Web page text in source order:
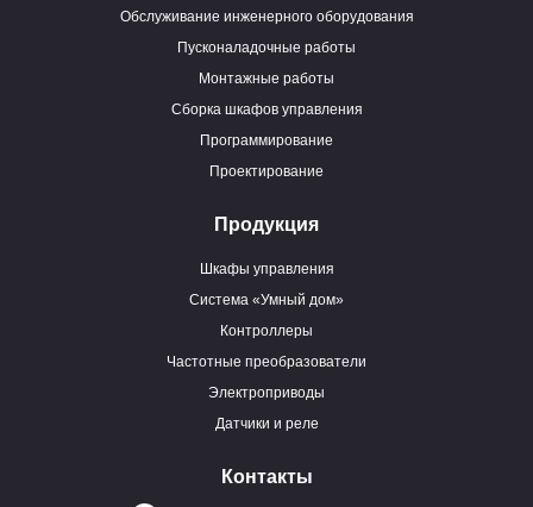
Обслуживание инженерного оборудования
Пусконаладочные работы
Монтажные работы
Сборка шкафов управления
Программирование
Проектирование
Продукция
Шкафы управления
Система «Умный дом»
Контроллеры
Частотные преобразователи
Электроприводы
Датчики и реле
Контакты